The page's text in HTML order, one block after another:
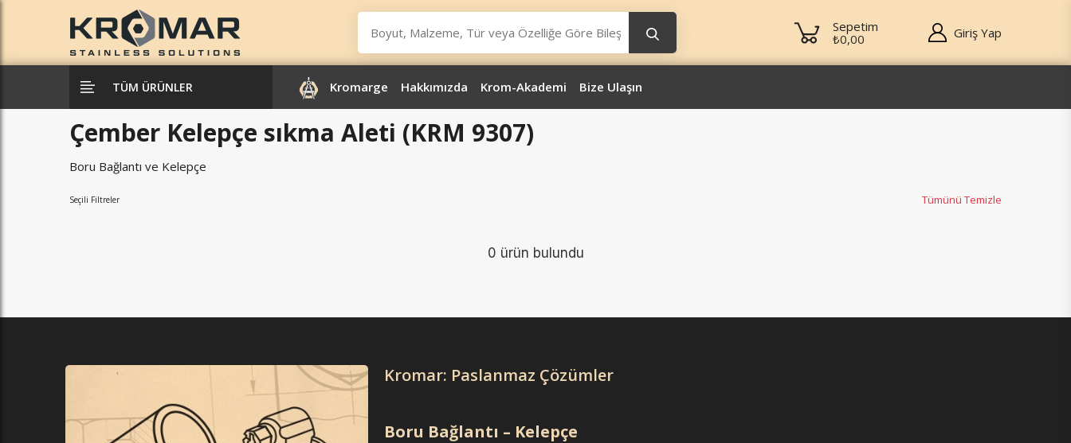
Sepetim
₺0,00
Giriş Yap
TÜM ÜRÜNLER Kromarge Hakkımızda Krom-Akademi Bize Ulaşın
Çember Kelepçe sıkma Aleti (KRM 9307)
Boru Bağlantı ve Kelepçe
Seçili Filtreler Tümünü Temizle
0 ürün bulundu
Kromar: Paslanmaz Çözümler
Boru Bağlantı – Kelepçe